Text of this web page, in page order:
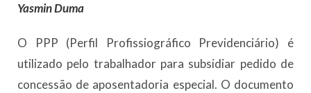
Yasmin Duma
O PPP (Perfil Profissiográfico Previdenciário) é
utilizado pelo trabalhador para subsidiar pedido de
concessão de aposentadoria especial. O documento